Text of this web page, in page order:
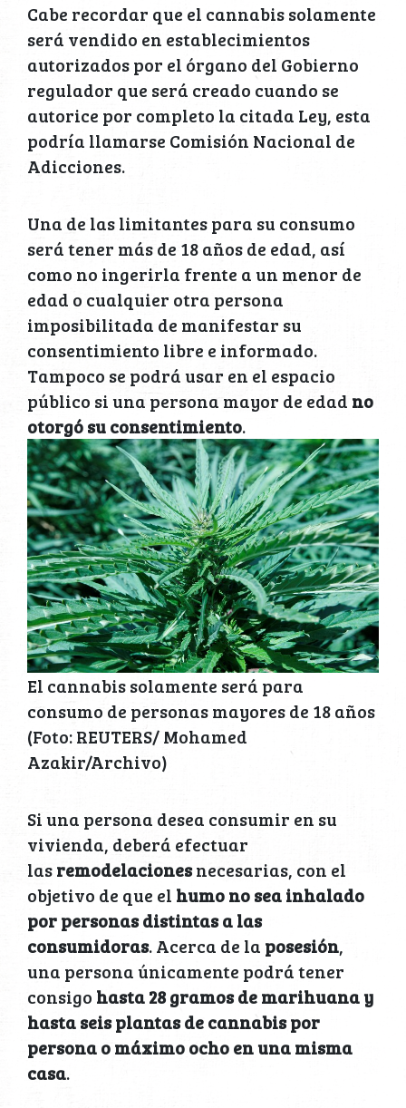
Cabe recordar que el cannabis solamente
será vendido en establecimientos
autorizados por el órgano del Gobierno
regulador que será creado cuando se
autorice por completo la citada Ley, esta
podría llamarse Comisión Nacional de
Adicciones.
Una de las limitantes para su consumo
será tener más de 18 años de edad, así
como no ingerirla frente a un menor de
edad o cualquier otra persona
imposibilitada de manifestar su
consentimiento libre e informado.
Tampoco se podrá usar en el espacio
público si una persona mayor de edad no
otorgó su consentimiento.
El cannabis solamente será para
consumo de personas mayores de 18 años
(Foto: REUTERS/ Mohamed
Azakir/Archivo)
Si una persona desea consumir en su
vivienda, deberá efectuar
lasremodelacionesnecesarias, con el
objetivo de que el humo no sea inhalado
por personas distintas a las
consumidoras. Acerca de la posesión,
una persona únicamente podrá tener
consigo hasta 28 gramos de marihuana y
hasta seis plantas de cannabis por
persona o máximo ocho en una misma
casa.